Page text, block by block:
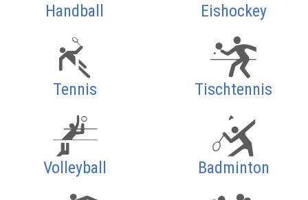
Handball Eishockey
Tennis Tischtennis
Volleyball Badminton